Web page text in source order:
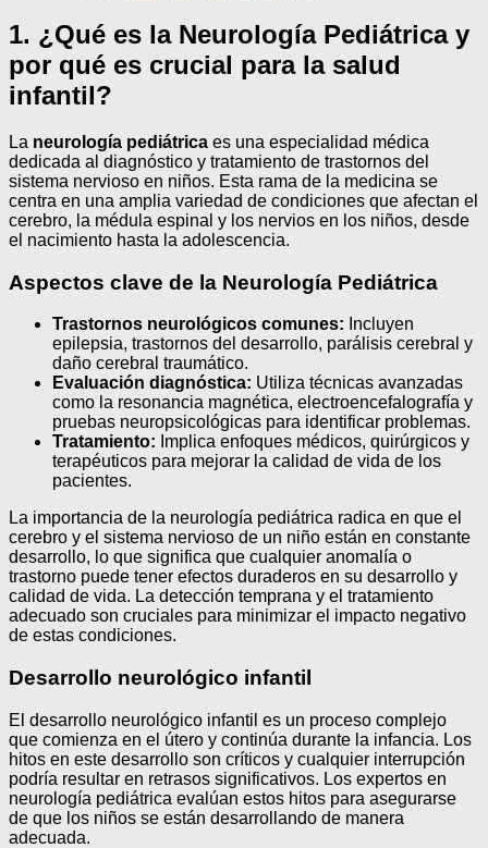
1. ¿Qué es la Neurología Pediátrica y
por qué es crucial para la salud
infantil?
La neurología pediátrica es una especialidad médica
dedicada al diagnóstico y tratamiento de trastornos del
sistema nervioso en niños. Esta rama de la medicina se
centra en una amplia variedad de condiciones que afectan el
cerebro, la médula espinal y los nervios en los niños, desde
el nacimiento hasta la adolescencia.
Aspectos clave de la Neurología Pediátrica
Trastornos neurológicos comunes: Incluyen
epilepsia, trastornos del desarrollo, parálisis cerebral y
daño cerebral traumático.
Evaluación diagnóstica: Utiliza técnicas avanzadas
como la resonancia magnética, electroencefalografía y
pruebas neuropsicológicas para identificar problemas.
Tratamiento: Implica enfoques médicos, quirúrgicos y
terapéuticos para mejorar la calidad de vida de los
pacientes.
La importancia de la neurología pediátrica radica en que el
cerebro y el sistema nervioso de un niño están en constante
desarrollo, lo que significa que cualquier anomalía o
trastorno puede tener efectos duraderos en su desarrollo y
calidad de vida. La detección temprana y el tratamiento
adecuado son cruciales para minimizar el impacto negativo
de estas condiciones.
Desarrollo neurológico infantil
El desarrollo neurológico infantil es un proceso complejo
que comienza en el útero y continúa durante la infancia. Los
hitos en este desarrollo son críticos y cualquier interrupción
podría resultar en retrasos significativos. Los expertos en
neurología pediátrica evalúan estos hitos para asegurarse
de que los niños se están desarrollando de manera
adecuada.